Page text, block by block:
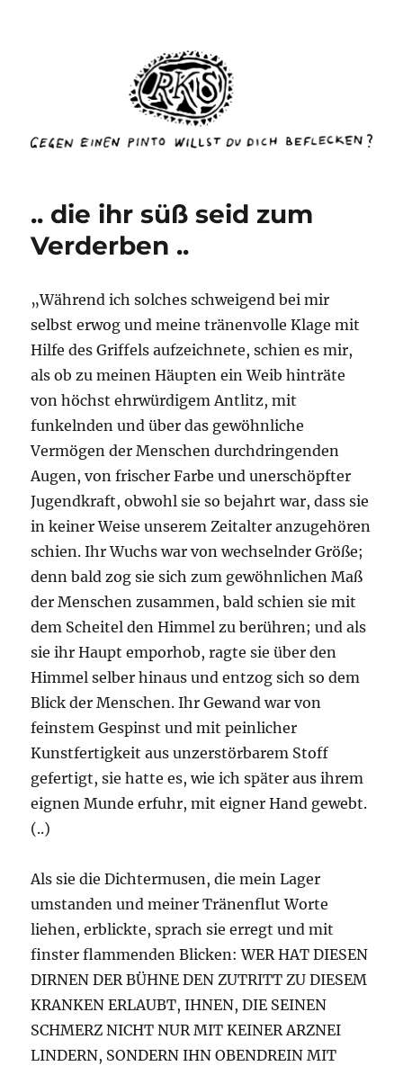
rottenkinckschow
.. die ihr süß seid zum
Verderben ..
„Während ich solches schweigend bei mir
selbst erwog und meine tränenvolle Klage mit
Hilfe des Griffels aufzeichnete, schien es mir,
als ob zu meinen Häupten ein Weib hinträte
von höchst ehrwürdigem Antlitz, mit
funkelnden und über das gewöhnliche
Vermögen der Menschen durchdringenden
Augen, von frischer Farbe und unerschöpfter
Jugendkraft, obwohl sie so bejahrt war, dass sie
in keiner Weise unserem Zeitalter anzugehören
schien. Ihr Wuchs war von wechselnder Größe;
denn bald zog sie sich zum gewöhnlichen Maß
der Menschen zusammen, bald schien sie mit
dem Scheitel den Himmel zu berühren; und als
sie ihr Haupt emporhob, ragte sie über den
Himmel selber hinaus und entzog sich so dem
Blick der Menschen. Ihr Gewand war von
feinstem Gespinst und mit peinlicher
Kunstfertigkeit aus unzerstörbarem Stoff
gefertigt, sie hatte es, wie ich später aus ihrem
eignen Munde erfuhr, mit eigner Hand gewebt.
(..)
Als sie die Dichtermusen, die mein Lager
umstanden und meiner Tränenflut Worte
liehen, erblickte, sprach sie erregt und mit
finster flammenden Blicken: WER HAT DIESEN
DIRNEN DER BÜHNE DEN ZUTRITT ZU DIESEM
KRANKEN ERLAUBT, IHNEN, DIE SEINEN
SCHMERZ NICHT NUR MIT KEINER ARZNEI
LINDERN, SONDERN IHN OBENDREIN MIT